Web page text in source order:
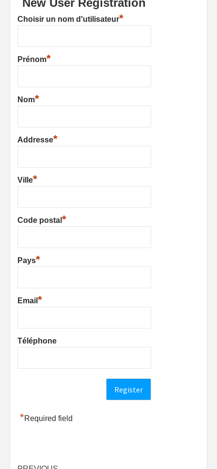
New User Registration
Choisir un nom d'utilisateur*
Prénom*
Nom*
Addresse*
Ville*
Code postal *
Pays*
Email *
Téléphone
*Required field